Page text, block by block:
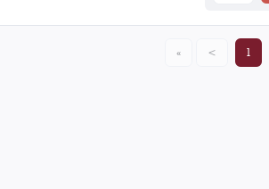
« < 1